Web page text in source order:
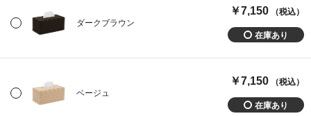
ダークブラウン
￥7,150 （税込）
ベージュ
￥7,150 （税込）